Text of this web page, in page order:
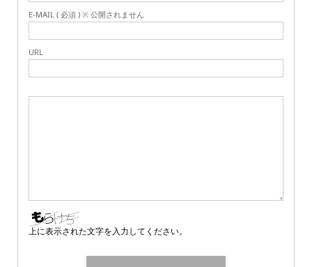
E-MAIL ( 必須 ) ※ 公開されません
URL
上に表示された文字を入力してください。